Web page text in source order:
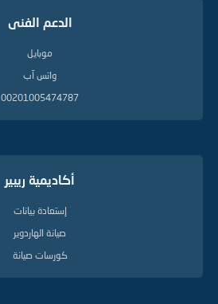
الدعم الفنى
موبايل
واتس آب
00201005474787
أكاديمية ريبير
إستعادة بيانات
صيانة الهاردوير
كورسات صيانة